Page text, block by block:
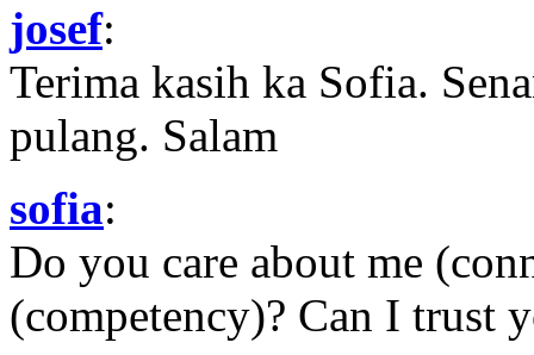
josef:
Terima kasih ka Sofia.
pulang. Salam
sofia:
Do you care about me
(competency)? Can I trust